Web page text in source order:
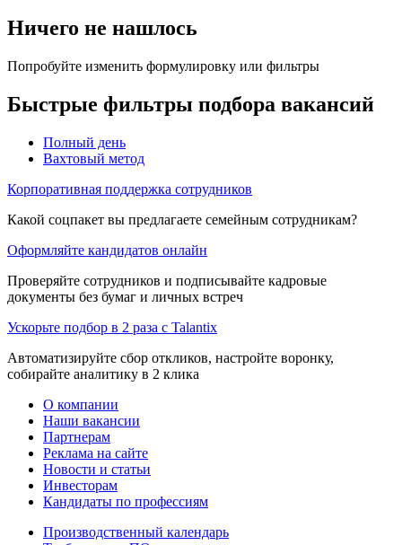
Ничего не нашлось
Попробуйте изменить формулировку или фильтры
Быстрые фильтры подбора вакансий
Полный день
Вахтовый метод
Корпоративная поддержка сотрудников
Какой соцпакет вы предлагаете семейным сотрудникам?
Оформляйте кандидатов онлайн
Проверяйте сотрудников и подписывайте кадровые
документы без бумаг и личных встреч
Ускорьте подбор в 2 раза с Talantix
Автоматизируйте сбор откликов, настройте воронку,
собирайте аналитику в 2 клика
О компании
Наши вакансии
Партнерам
Реклама на сайте
Новости и статьи
Инвесторам
Кандидаты по профессиям
Производственный календарь